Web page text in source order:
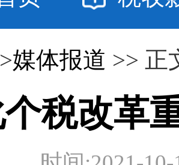
媒体报道 >> 正
税改革